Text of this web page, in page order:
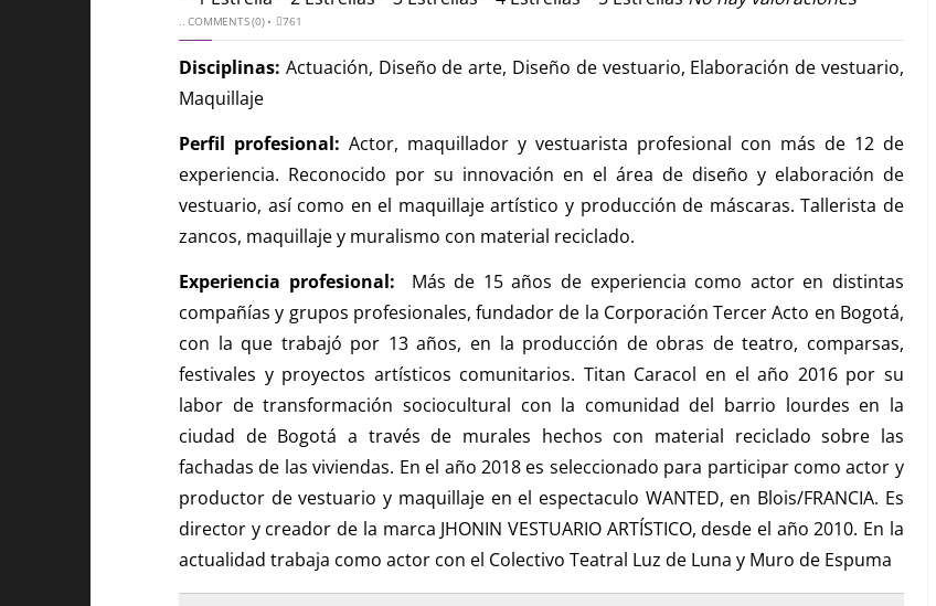
..COMMENTS (0)• 761
Disciplinas: Actuación, Diseño de arte, Diseño de vestuario, Elaboración de vestuario,
Maquillaje
Perfil profesional: Actor, maquillador y vestuarista profesional con más de 12 de
experiencia. Reconocido por su innovación en el área de diseño y elaboración de
vestuario, así como en el maquillaje artístico y producción de máscaras. Tallerista de
zancos, maquillaje y muralismo con material reciclado.
Experiencia profesional: Más de 15 años de experiencia como actor en distintas
compañías y grupos profesionales, fundador de la Corporación Tercer Acto en Bogotá,
con la que trabajó por 13 años, en la producción de obras de teatro, comparsas,
festivales y proyectos artísticos comunitarios. Titan Caracol en el año 2016 por su
labor de transformación sociocultural con la comunidad del barrio lourdes en la
ciudad de Bogotá a través de murales hechos con material reciclado sobre las
fachadas de las viviendas. En el año 2018 es seleccionado para participar como actor y
productor de vestuario y maquillaje en el espectaculo WANTED, en Blois/FRANCIA. Es
director y creador de la marca JHONIN VESTUARIO ARTÍSTICO, desde el año 2010. En la
actualidad trabaja como actor con el Colectivo Teatral Luz de Luna y Muro de Espuma